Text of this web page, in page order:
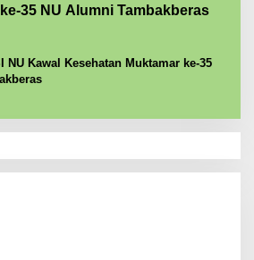
35 NU Alumni Tambakberas
NU Kawal Kesehatan Muktamar ke-35